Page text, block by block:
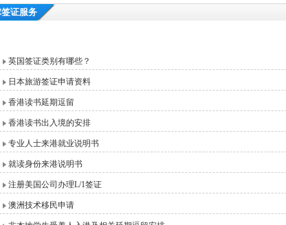
证服务
英国签证类别有哪些？
日本旅游签证申请资料
香港读书延期逗留
香港读书出入境的安排
专业人士来港就业说明书
就读身份来港说明书
注册美国公司办理L/1签证
澳洲技术移民申请